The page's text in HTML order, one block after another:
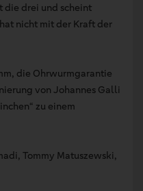
die drei und scheint
nicht mit der Kraft der
die Ohrwurmgarantie
von Johannes Galli
zu einem
Tommy Matuszewski,